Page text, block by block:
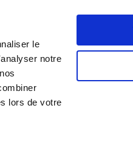
le
notre
lors de votre